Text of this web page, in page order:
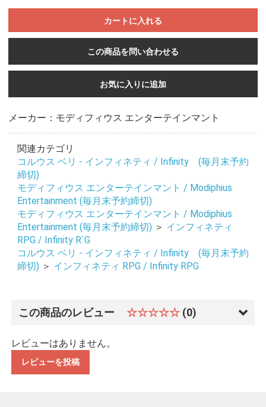
カートに入れる
この商品を問い合わせる
お買い物を続ける カートへ進む
お気に入りに追加
メーカー：モディフィウス エンターテインマント
関連カテゴリ
コルウス ベリ - インフィネティ / Infinity (毎月末予約
締切)
モディフィウス エンターテインマント / Modiphius
Entertainment (毎月末予約締切)
モディフィウス エンターテインマント / Modiphius
Entertainment (毎月末予約締切) ＞ インフィネティ
RPG / Infinity R`G
コルウス ベリ - インフィネティ / Infinity (毎月末予約
締切) ＞ インフィネティ RPG / Infinity RPG
この商品のレビュー ☆☆☆☆☆ (0)
レビューはありません。
レビューを投稿